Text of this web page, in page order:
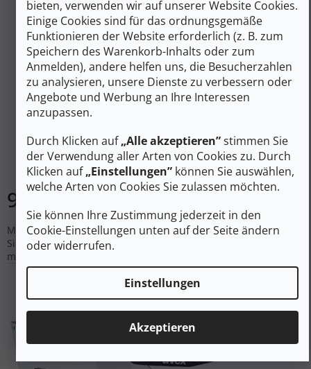
bieten, verwenden wir auf unserer Website Cookies.
Einige Cookies sind für das ordnungsgemäße
Funktionieren der Website erforderlich (z. B. zum
Speichern des Warenkorb-Inhalts oder zum
Anmelden), andere helfen uns, die Besucherzahlen
zu analysieren, unsere Dienste zu verbessern oder
Angebote und Werbung an Ihre Interessen
anzupassen.
Durch Klicken auf„Alle akzeptieren”stimmen Sie
der Verwendung aller Arten von Cookies zu. Durch
Klicken auf„Einstellungen” können Sie auswählen,
welche Arten von Cookies Sie zulassen möchten.
Sie können Ihre Zustimmung jederzeit in den
Cookie-Einstellungen unten auf der Seite ändern
oder widerrufen.
Einstellungen
Akzeptieren
UVEX Sonnenbrille SKYRYSE V black matt/litemirror
silver – schwarz
Auf Lager
99 €
Mit der Uvex Skyryse V-Brille genießen Sie Freiheit und klare
Sicht bei jedem Wetter. Diese leichte Sportbrille vereint
modernes Design mit maximaler Funktionalität.